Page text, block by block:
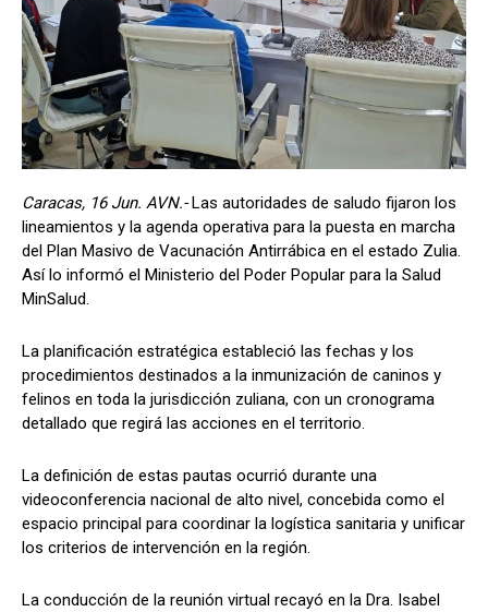
Caracas, 16 Jun. AVN.-Las autoridades de saludo fijaron los
lineamientos y la agenda operativa para la puesta en marcha
del Plan Masivo de Vacunación Antirrábica en el estado Zulia.
Así lo informó el Ministerio del Poder Popular para la Salud
MinSalud.
La planificación estratégica estableció las fechas y los
procedimientos destinados a la inmunización de caninos y
felinos en toda la jurisdicción zuliana, con un cronograma
detallado que regirá las acciones en el territorio.
La definición de estas pautas ocurrió durante una
videoconferencia nacional de alto nivel, concebida como el
espacio principal para coordinar la logística sanitaria y unificar
los criterios de intervención en la región.
La conducción de la reunión virtual recayó en la Dra. Isabel